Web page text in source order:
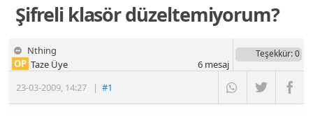
Şifreli klasör düzeltemiyorum?
Nthing
23-03-2009, 14:27 |#1
OP Taze Üye
Teşekkür: 0
6mesaj